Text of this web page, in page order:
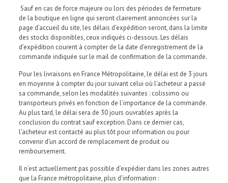
Sauf en cas de force majeure ou lors des périodes de fermeture
de la boutique en ligne qui seront clairement annoncées sur la
page d’accueil du site, les délais d’expédition seront, dans la limite
des stocks disponibles, ceux indiqués ci-dessous. Les délais
d’expédition courent à compter de la date d’enregistrement de la
commande indiquée sur le mail de confirmation de la commande.
Pour les livraisons en France Métropolitaine, le délai est de 3 jours
en moyenne à compter du jour suivant celui où l’acheteur a passé
sa commande, selon les modalités suivantes : colissimo ou
transporteurs privés en fonction de l’importance de la commande.
Au plus tard, le délai sera de 30 jours ouvrables après la
conclusion du contrat sauf exception. Dans ce dernier cas,
l’acheteur est contacté au plus tôt pour information ou pour
convenir d’un accord de remplacement de produit ou
remboursement.
Il n’est actuellement pas possible d’expédier dans les zones autres
que la France métropolitaine, plus d’information :